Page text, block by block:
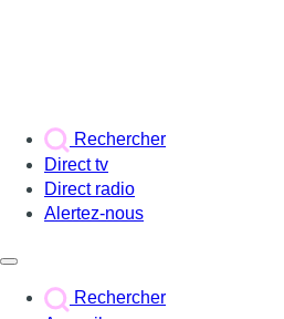
Rechercher
Direct tv
Direct radio
Alertez-nous
Rechercher